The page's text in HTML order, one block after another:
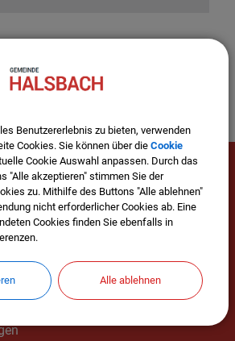
Benutzererlebnis zu bieten, verwenden
Cookies. Sie können über die Cookie
Cookie Auswahl anpassen. Durch das
"Alle akzeptieren" stimmen Sie der
zu. Mithilfe des Buttons "Alle ablehnen"
nicht erforderlicher Cookies ab. Eine
Cookies finden Sie ebenfalls in
Alle ablehnen